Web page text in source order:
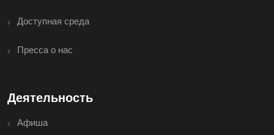
Доступная среда
Пресса о нас
Деятельность
Афиша